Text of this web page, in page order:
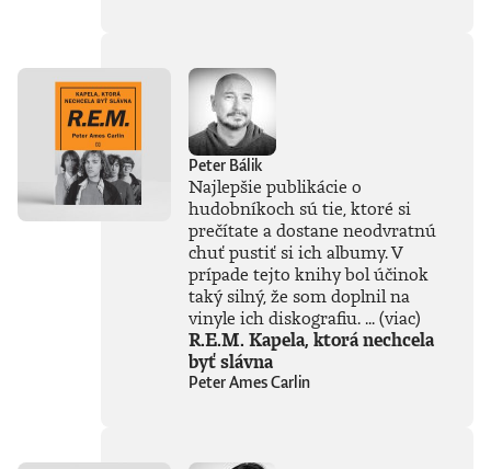
Peter Bálik
Najlepšie publikácie o
hudobníkoch sú tie, ktoré si
prečítate a dostane neodvratnú
chuť pustiť si ich albumy. V
prípade tejto knihy bol účinok
taký silný, že som doplnil na
vinyle ich diskografiu. ...(viac)
R.E.M. Kapela, ktorá nechcela
byť slávna
Peter Ames Carlin